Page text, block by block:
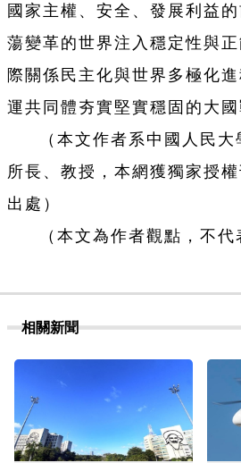
國家主權、安全、發展利益
蕩變革的世界注入穩定性與
際關係民主化與世界多極化
運共同體夯實堅實穩固的大國
（本文作者系中國人民
所長、教授，本網獲獨家授
出處）
（本文為作者觀點，不代
相關新聞